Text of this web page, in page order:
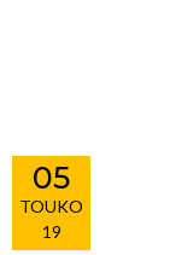
05
TOUKO
19